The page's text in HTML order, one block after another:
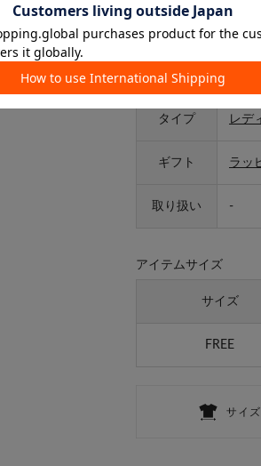
サイズ FREE
カテゴリ 食
タイプ レデ
ギフト ラッ
取り扱い -
アイテムサイズ
サイズ
FREE